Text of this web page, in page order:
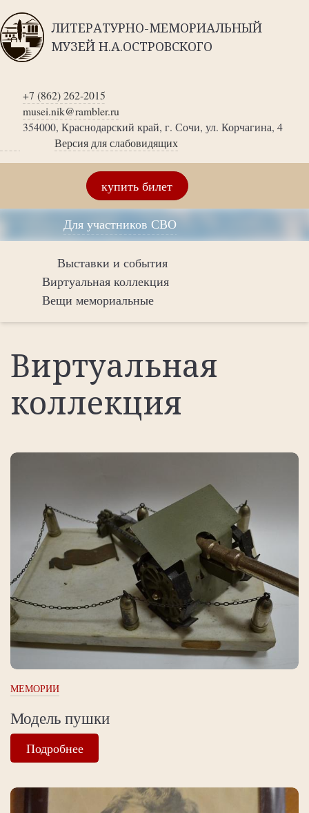
ЛИТЕРАТУРНО-МЕМОРИАЛЬНЫЙ
МУЗЕЙ Н.А.ОСТРОВСКОГО
+7 (862) 262-2015
musei.nik@rambler.ru
354000, Краснодарский край, г. Сочи, ул. Корчагина, 4
Версия для слабовидящих
купить билет
Для участников СВО
Выставки и события
Виртуальная коллекция
Вещи мемориальные
Виртуальная
коллекция
МЕМОРИИ
Модель пушки
Подробнее